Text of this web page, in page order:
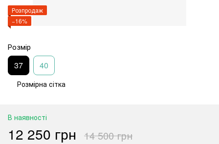
Розпродаж
−16%
Розмір
37 40
Розмірна сітка
В наявності
12 250 грн 14 500 грн